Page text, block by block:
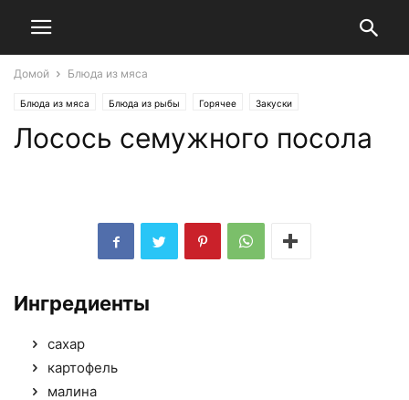
Домой Блюда из мяса
Блюда из мяса Блюда из рыбы Горячее Закуски
Национальные кухни
Лосось семужного посола
Ингредиенты
сахар
картофель
малина